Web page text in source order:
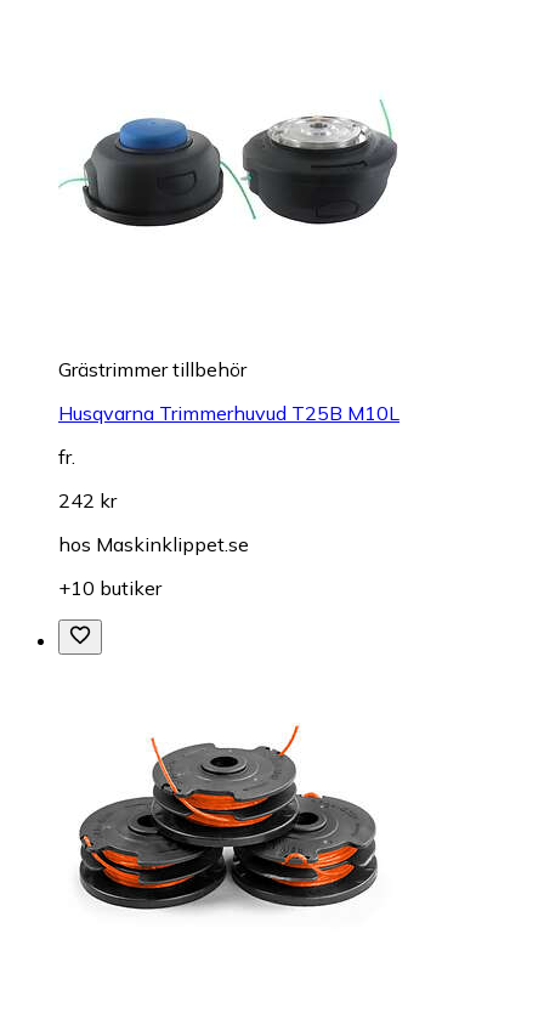
Grästrimmer tillbehör
Husqvarna Trimmerhuvud T25B M10L
fr.
242 kr
hos Maskinklippet.se
+10 butiker